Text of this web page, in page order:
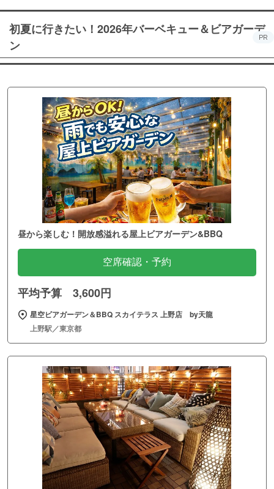
初夏に行きたい！2026年バーベキュー＆ビアガーデ
ン
PR
昼から楽しむ！開放感溢れる屋上ビアガーデン&BBQ
空席確認・予約
平均予算 3,600円
星空ビアガーデン＆BBQ スカイテラス 上野店 by天龍
上野駅／東京都